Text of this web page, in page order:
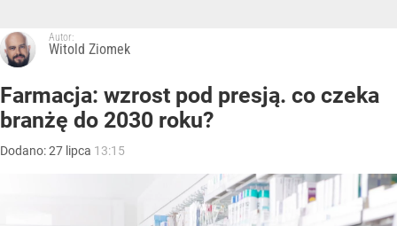
Autor:
Witold Ziomek
Farmacja: wzrost pod presją. co czeka
branżę do 2030 roku?
Dodano:27 lipca 13:15